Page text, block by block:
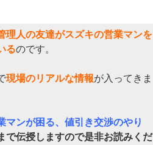
理人の友達がスズキの営業マンを
るのです。
現場のリアルな情報が入ってきま
マンが困る、値引き交渉のやり
で伝授しますので是非お読みくだ